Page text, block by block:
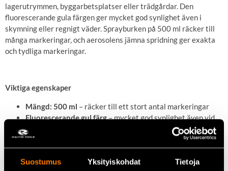
Suostumus Yksityiskohdat Tietoja
lagerutrymmen, byggarbetsplatser eller trädgårdar. Den
fluorescerande gula färgen ger mycket god synlighet även i
skymning eller regnigt väder. Sprayburken på 500 ml räcker till
många markeringar, och aerosolens jämna spridning ger exakta
och tydliga markeringar.
Viktiga egenskaper
Mängd: 500 ml – räcker till ett stort antal markeringar
Fluorescerande gul färg– mycket god synlighet även vid
dåliga ljusförhållanden och utomhus
Mångsidig användning
– passar asfalt, betong, jord, trä,
plast och fler ytor
Snabbtorkande
– markeringarna är snabbt klara och